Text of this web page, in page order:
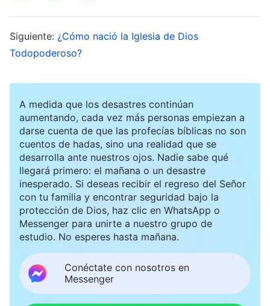
redimió a la humanidad del pecado. Es decir, el
nombre de Jesús vino de la Era de la Gracia y
para permitir que las personas de la Era de la
Gracia renacieran y fueran salvadas, y es un
nombre particular parala redenciónde toda la
humanidad. Así, el nombre de Jesús representa
la obra de la redención y denota la Era de la
Gracia. El nombre de Jehová es un nombre
particular para el pueblo de Israel que vivía bajo
la ley. En cada era y etapa de la obra, Mi nombre
no carece de fundamento, sino que tiene un
sentido representativo: cada nombre
representa una era. ‘Jehová’ representa la Era
Siguiente: ¿Cómo nació la Iglesia de Dios
Todopoderoso?
A medida que los desastres continúan
aumentando, cada vez más personas empiezan a
darse cuenta de que las profecías bíblicas no son
cuentos de hadas, sino una realidad que se
desarrolla ante nuestros ojos. Nadie sabe qué
llegará primero: el mañana o un desastre
inesperado. Si deseas recibir el regreso del Señor
con tu familia y encontrar seguridad bajo la
protección de Dios, haz clic en WhatsApp o
Messenger para unirte a nuestro grupo de
estudio. No esperes hasta mañana.
Conéctate con nosotros en
Messenger